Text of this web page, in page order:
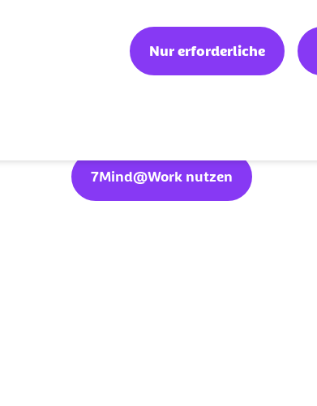
Nur erforderliche
Klarheit im Kopf schaffen
7Mind@Work nutzen